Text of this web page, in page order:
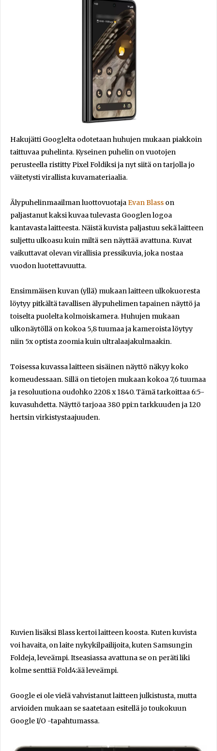
Hakujätti Googlelta odotetaan huhujen mukaan piakkoin
taittuvaa puhelinta. Kyseinen puhelin on vuotojen
perusteella ristitty Pixel Foldiksi ja nyt siitä on tarjolla jo
väitetysti virallista kuvamateriaalia.
Älypuhelinmaailman luottovuotajaEvan Blass on
paljastanut kaksi kuvaa tulevasta Googlen logoa
kantavasta laitteesta. Näistä kuvista paljastuu sekä laitteen
suljettu ulkoasu kuin miltä sen näyttää avattuna. Kuvat
vaikuttavat olevan virallisia pressikuvia, joka nostaa
vuodon luotettavuutta.
Ensimmäisen kuvan (yllä) mukaan laitteen ulkokuoresta
löytyy pitkältä tavallisen älypuhelimen tapainen näyttö ja
toiselta puolelta kolmoiskamera. Huhujen mukaan
ulkonäytöllä on kokoa 5,8 tuumaa ja kameroista löytyy
niin 5x optista zoomia kuin ultralaajakulmaakin.
Toisessa kuvassa laitteen sisäinen näyttö näkyy koko
komeudessaan. Sillä on tietojen mukaan kokoa 7,6 tuumaa
ja resoluutiona oudohko 2208 x 1840. Tämä tarkoittaa 6:5-
kuvasuhdetta. Näyttö tarjoaa 380 ppi:n tarkkuuden ja 120
hertsin virkistystaajuuden.
Kuvien lisäksi Blass kertoi laitteen koosta. Kuten kuvista
voi havaita, on laite nykykilpailijoita, kuten Samsungin
Foldeja, leveämpi. Itseasiassa avattuna se on peräti liki
kolme senttiä Fold4:ää leveämpi.
Google ei ole vielä vahvistanut laitteen julkistusta, mutta
arvioiden mukaan se saatetaan esitellä jo toukokuun
Google I/O -tapahtumassa.